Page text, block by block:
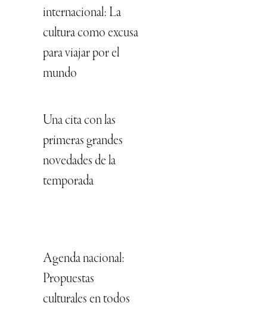
internacional: La
cultura como excusa
para viajar por el
mundo
Una cita con las
primeras grandes
novedades de la
temporada
Agenda nacional:
Propuestas
culturales en todos